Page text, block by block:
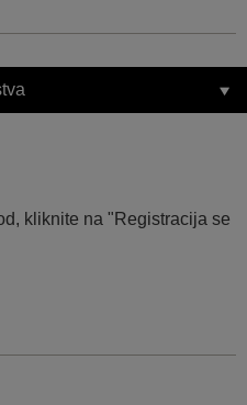
kliknite na "Registracija se